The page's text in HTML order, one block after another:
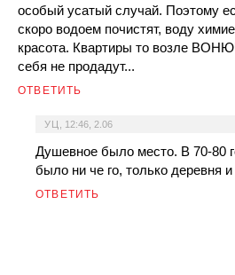
особый усатый случай. Поэтому
скоро водоем почистят, воду
красота. Квартиры то возле
себя не продадут...
ОТВЕТИТЬ
УЦ 12:46, 2.06
Душевное было место. В 70-80
было ни че го, только деревня
ОТВЕТИТЬ